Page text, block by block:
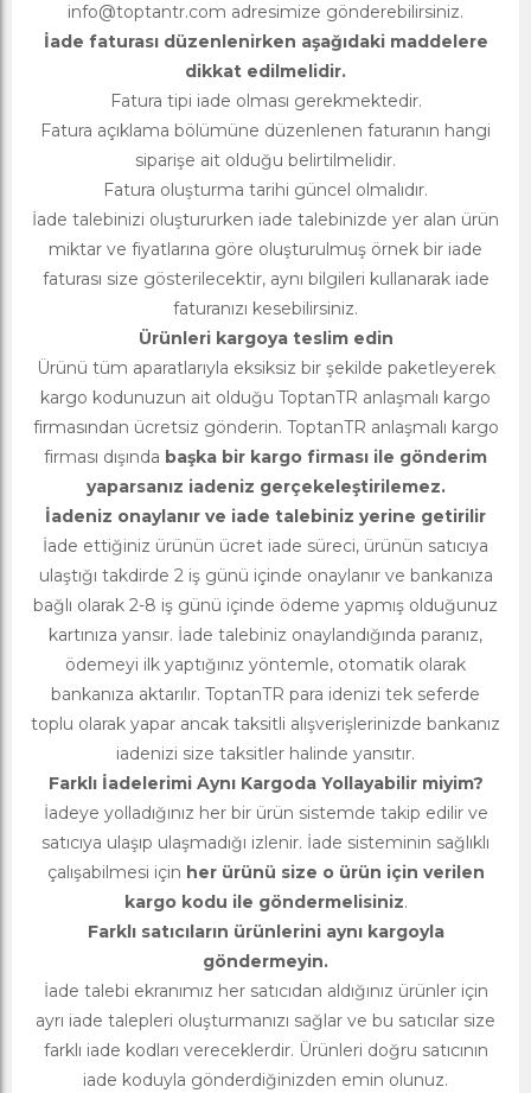
info@toptantr.com adresimize gönderebilirsiniz.
İade faturası düzenlenirken aşağıdaki maddelere
dikkat edilmelidir.
Fatura tipi iade olması gerekmektedir.
Fatura açıklama bölümüne düzenlenen faturanın hangi
siparişe ait olduğu belirtilmelidir.
Fatura oluşturma tarihi güncel olmalıdır.
İade talebinizi oluştururken iade talebinizde yer alan ürün
miktar ve fiyatlarına göre oluşturulmuş örnek bir iade
faturası size gösterilecektir, aynı bilgileri kullanarak iade
faturanızı kesebilirsiniz.
Ürünleri kargoya teslim edin
Ürünü tüm aparatlarıyla eksiksiz bir şekilde paketleyerek
kargo kodunuzun ait olduğu ToptanTR anlaşmalı kargo
firmasından ücretsiz gönderin. ToptanTR anlaşmalı kargo
firması dışında başka bir kargo firması ile gönderim
yaparsanız iadeniz gerçekeleştirilemez.
İadeniz onaylanır ve iade talebiniz yerine getirilir
İade ettiğiniz ürünün ücret iade süreci, ürünün satıcıya
ulaştığı takdirde 2 iş günü içinde onaylanır ve bankanıza
bağlı olarak 2-8 iş günü içinde ödeme yapmış olduğunuz
kartınıza yansır. İade talebiniz onaylandığında paranız,
ödemeyi ilk yaptığınız yöntemle, otomatik olarak
bankanıza aktarılır. ToptanTR para idenizi tek seferde
toplu olarak yapar ancak taksitli alışverişlerinizde bankanız
iadenizi size taksitler halinde yansıtır.
Farklı İadelerimi Aynı Kargoda Yollayabilir miyim?
İadeye yolladığınız her bir ürün sistemde takip edilir ve
satıcıya ulaşıp ulaşmadığı izlenir. İade sisteminin sağlıklı
çalışabilmesi için her ürünü size o ürün için verilen
kargo kodu ile göndermelisiniz.
Farklı satıcıların ürünlerini aynı kargoyla
göndermeyin.
İade talebi ekranımız her satıcıdan aldığınız ürünler için
ayrı iade talepleri oluşturmanızı sağlar ve bu satıcılar size
farklı iade kodları vereceklerdir. Ürünleri doğru satıcının
iade koduyla gönderdiğinizden emin olunuz.